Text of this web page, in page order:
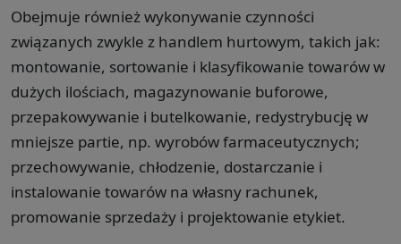
Obejmuje również wykonywanie czynności
związanych zwykle z handlem hurtowym, takich jak:
montowanie, sortowanie i klasyfikowanie towarów w
dużych ilościach, magazynowanie buforowe,
przepakowywanie i butelkowanie, redystrybucję w
mniejsze partie, np. wyrobów farmaceutycznych;
przechowywanie, chłodzenie, dostarczanie i
instalowanie towarów na własny rachunek,
promowanie sprzedaży i projektowanie etykiet.